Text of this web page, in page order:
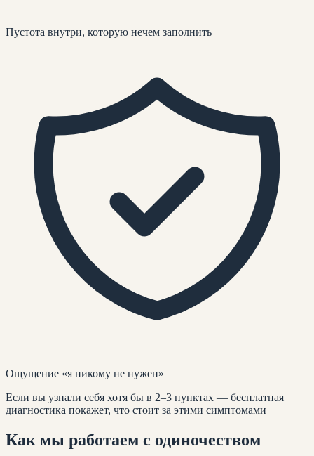
Пустота внутри, которую нечем заполнить
Ощущение «я никому не нужен»
Если вы узнали себя хотя бы в 2–3 пунктах — бесплатная
диагностика покажет, что стоит за этими симптомами
Как мы работаем с одиночеством